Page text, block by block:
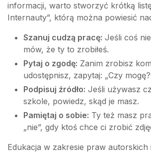
informacji, warto stworzyć krótką
Internauty”, którą można powiesić
Szanuj cudzą pracę: Jeśli coś
mów, że ty to zrobiłeś.
Pytaj o zgodę: Zanim zrobisz
udostępnisz, zapytaj: „Czy
Podpisuj źródło: Jeśli używasz
szkole, powiedz, skąd je masz.
Pamiętaj o sobie: Ty też masz
„nie”, gdy ktoś chce ci zrobić
Edukacja w zakresie praw